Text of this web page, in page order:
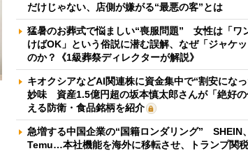
だけじゃない、店側が嫌がる“最悪の客”とは
猛暑のお葬式で悩ましい“喪服問題” 女性は「ワ
けばOK」という俗説に潜む誤解、なぜ「ジャケ
のか？《1級葬祭ディレクターが解説》
キオクシアなどAI関連株に資金集中で“割安にな
妙味 資産1.5億円超の坂本慎太郎さんが「絶好
える防衛・食品銘柄を紹介
急増する中国企業の“国籍ロンダリング” SHEIN
Temu…本社機能を海外に移転させ、トランプ関